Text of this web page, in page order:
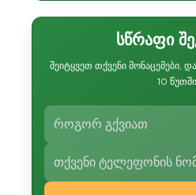
სწრაფი
შეიტყვეთ თქვენი მონაცემები,
10 წუთში